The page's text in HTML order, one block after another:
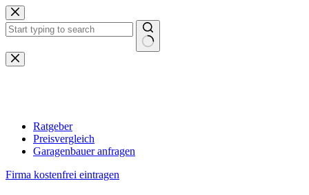
Zum
Inhalt
springen
Keine
Ergebnisse
Ratgeber
Preisvergleich
Garagenbauer anfragen
Firma kostenfrei eintragen